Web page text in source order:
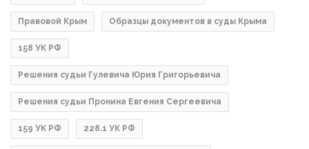
Правовой Крым Образцы документов в суды Крыма
158 УК РФ
Решения судьи Гулевича Юрия Григорьевича
Решения судьи Пронина Евгения Сергеевича
159 УК РФ 228.1 УК РФ